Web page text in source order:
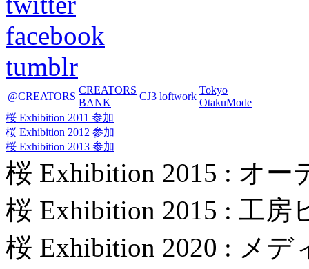
facebook
tumblr
@CREATORS
CREATORS
BANK
CJ3 loftwork
Tokyo
OtakuMode
桜 Exhibition 2011 参加
桜 Exhibition 2012 参加
桜 Exhibition 2013 参加
桜 Exhibition 2015 : オー
桜 Exhibition 2015 : 工房
桜 Exhibition 2020 : メ